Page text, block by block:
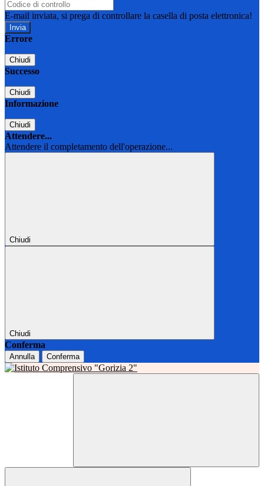
E-mail inviata, si prega di controllare la casella di posta elettronica!
Errore
Chiudi
Successo
Chiudi
Informazione
Chiudi
Attendere...
Attendere il completamento dell'operazione...
Chiudi
Chiudi
Conferma
Annulla Conferma